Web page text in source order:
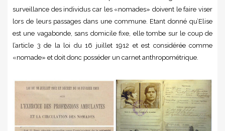
surveillance des individus car les «nomades» doivent le faire viser
lors de leurs passages dans une commune. Etant donné qu’Elise
est une vagabonde, sans domicile fixe, elle tombe sur le coup de
l’article 3 de la loi du 16 juillet 1912 et est considérée comme
«nomade» et doit donc posséder un carnet anthropométrique.